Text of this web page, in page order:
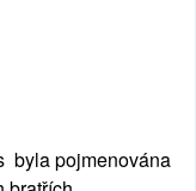
byla pojmenována